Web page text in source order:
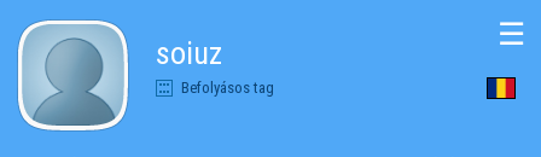
soiuz
Befolyásos tag
☰